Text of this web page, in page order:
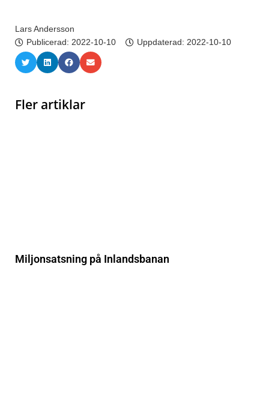
Lars Andersson
Publicerad: 2022-10-10 Uppdaterad: 2022-10-10
Fler artiklar
Miljonsatsning på Inlandsbanan